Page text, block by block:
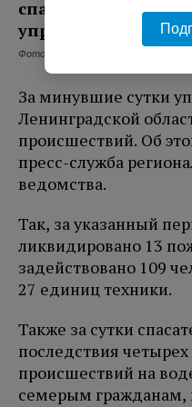
Фото: МЧС ЛО
За минувшие сутки
Ленинградской
происшествий. Об
пресс-служба
ведомства.
Так, за указанный
ликвидировано 13
задействовано 109
27 единиц техники.
Также за сутки
последствия
происшествий на
семерым гражданам,